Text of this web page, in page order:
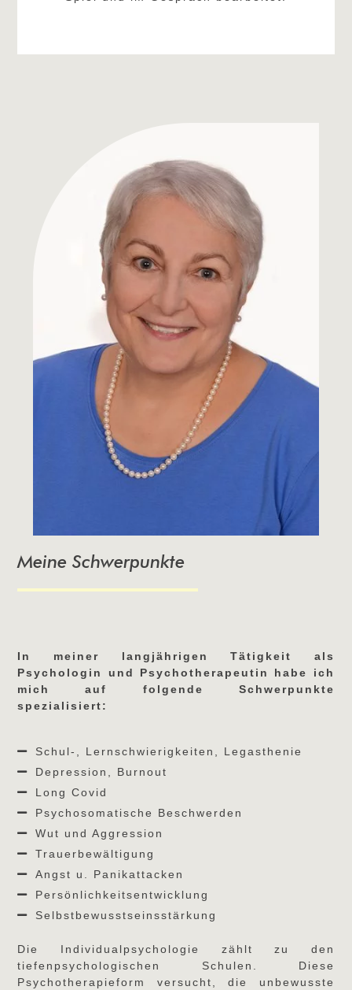
Meine Schwerpunkte
In meiner langjährigen Tätigkeit als
Psychologin und Psychotherapeutin habe ich
mich auf folgende Schwerpunkte
spezialisiert:
Schul-, Lernschwierigkeiten, Legasthenie
Depression, Burnout
Long Covid
Psychosomatische Beschwerden
Wut und Aggression
Trauerbewältigung
Angst u. Panikattacken
Persönlichkeitsentwicklung
Selbstbewusstseinsstärkung
Die Individualpsychologie zählt zu den
tiefenpsychologischen Schulen. Diese
Psychotherapieform versucht, die unbewusste